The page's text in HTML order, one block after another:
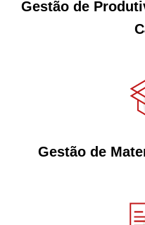
Gestão de
Gestão de